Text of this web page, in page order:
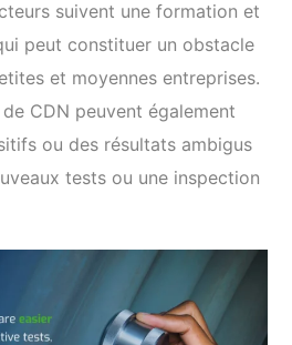
suivent une formation et
peut constituer un obstacle
et moyennes entreprises.
CDN peuvent également
ou des résultats ambigus
tests ou une inspection